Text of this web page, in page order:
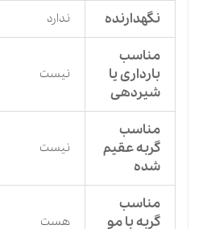
نگهدارنده ندارد
مناسب
بارداری یا
شیردهی
نیست
مناسب
گربه عقیم
شده
نیست
مناسب
گربه با مو
هست